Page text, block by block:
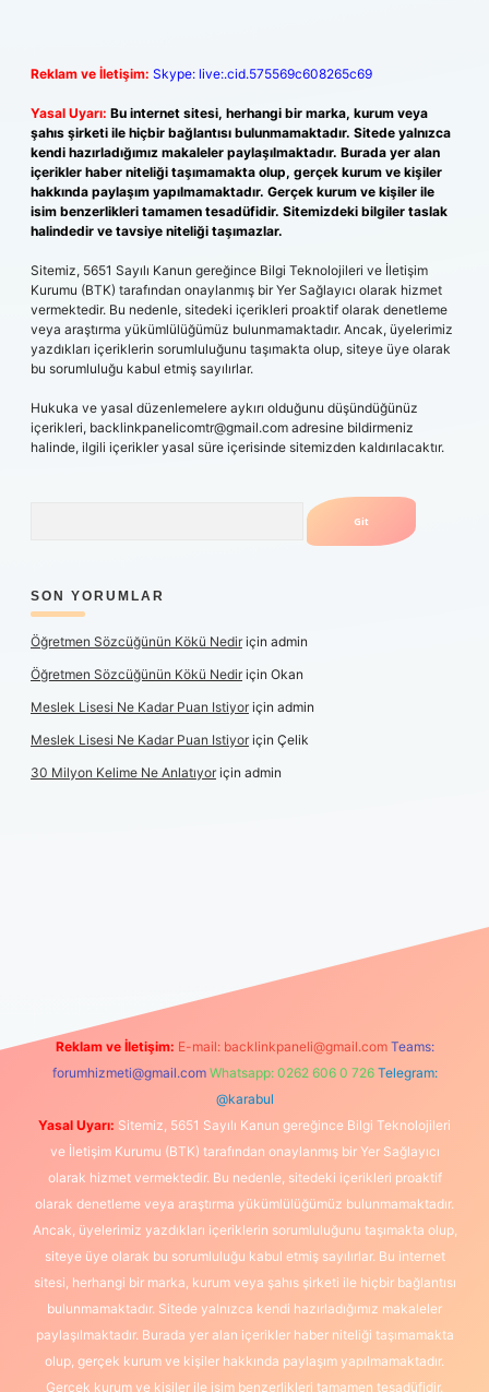
Reklam ve İletişim: Skype: live:.cid.575569c608265c69
Yasal Uyarı: Bu internet sitesi, herhangi bir marka, kurum veya
şahıs şirketi ile hiçbir bağlantısı bulunmamaktadır. Sitede yalnızca
kendi hazırladığımız makaleler paylaşılmaktadır. Burada yer alan
içerikler haber niteliği taşımamakta olup, gerçek kurum ve kişiler
hakkında paylaşım yapılmamaktadır. Gerçek kurum ve kişiler ile
isim benzerlikleri tamamen tesadüfidir. Sitemizdeki bilgiler taslak
halindedir ve tavsiye niteliği taşımazlar.
Sitemiz, 5651 Sayılı Kanun gereğince Bilgi Teknolojileri ve İletişim
Kurumu (BTK) tarafından onaylanmış bir Yer Sağlayıcı olarak hizmet
vermektedir. Bu nedenle, sitedeki içerikleri proaktif olarak denetleme
veya araştırma yükümlülüğümüz bulunmamaktadır. Ancak, üyelerimiz
yazdıkları içeriklerin sorumluluğunu taşımakta olup, siteye üye olarak
bu sorumluluğu kabul etmiş sayılırlar.
Hukuka ve yasal düzenlemelere aykırı olduğunu düşündüğünüz
içerikleri, backlinkpanelicomtr@gmail.com adresine bildirmeniz
halinde, ilgili içerikler yasal süre içerisinde sitemizden kaldırılacaktır.
SON YORUMLAR
Öğretmen Sözcüğünün Kökü Nediriçin admin
Öğretmen Sözcüğünün Kökü Nediriçin Okan
Meslek Lisesi Ne Kadar Puan Istiyoriçin admin
Meslek Lisesi Ne Kadar Puan Istiyoriçin Çelik
30 Milyon Kelime Ne Anlatıyoriçin admin
elexbetgiris.org
Reklam ve İletişim: E-mail: backlinkpaneli@gmail.com Teams:
forumhizmeti@gmail.com Whatsapp: 0262 606 0 726 Telegram:
@karabul
Yasal Uyarı: Sitemiz, 5651 Sayılı Kanun gereğince Bilgi Teknolojileri
ve İletişim Kurumu (BTK) tarafından onaylanmış bir Yer Sağlayıcı
olarak hizmet vermektedir. Bu nedenle, sitedeki içerikleri proaktif
olarak denetleme veya araştırma yükümlülüğümüz bulunmamaktadır.
Ancak, üyelerimiz yazdıkları içeriklerin sorumluluğunu taşımakta olup,
siteye üye olarak bu sorumluluğu kabul etmiş sayılırlar. Bu internet
sitesi, herhangi bir marka, kurum veya şahıs şirketi ile hiçbir bağlantısı
bulunmamaktadır. Sitede yalnızca kendi hazırladığımız makaleler
paylaşılmaktadır. Burada yer alan içerikler haber niteliği taşımamakta
olup, gerçek kurum ve kişiler hakkında paylaşım yapılmamaktadır.
Gerçek kurum ve kişiler ile isim benzerlikleri tamamen tesadüfidir.